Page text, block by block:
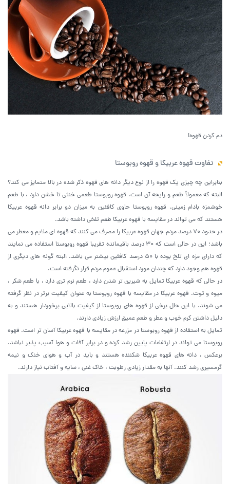
دم کردن قهوه!
تفاوت قهوه عربیکا و قهوه روبوستا
بنابراین چه چیزی یک قهوه را از نوع دیگر دانه های قهوه ذکر شده در بالا متمایز می کند؟
البته که معمولاً طعم و رایحه آن است. قهوه روبوستا طعمی خنثی تا خشن دارد ، با طعم
خوشمزه بادام زمینی. قهوه روبوستا حاوی کافئین به میزان دو برابر دانه قهوه عربیکا
هستند که می تواند در مقایسه با قهوه عربیکا طعم تلخی داشته باشد.
در حدود 70 درصد مردم جهان قهوه عربیکا را مصرف می کنند که قهوه ای ملایم و معطر می
باشد؛ این در حالی است که 30 درصد باقیمانده تقریبا قهوه روبوستا استفاده می نمایند
که دارای مزه ای تلخ بوده با 50 درصد کافئین بیشتر می باشد. البته گونه های دیگری از
قهوه هم وجود دارد که چندان مورد استقبال عموم مردم قرار نگرفته است.
در حالی که قهوه عربیکا تمایل به شیرین تر شدن دارد ، طعم نرم تری دارد ، با طعم شکر ،
میوه و توت. قهوه عربیکا در مقایسه با قهوه روبوستا به عنوان کیفیت برتر در نظر گرفته
می شوند. با این حال برخی از قهوه های روبوستا از کیفیت بالایی برخوردار هستند و به
دلیل داشتن کرم خوب و عطر و طعم عمیق ارزش زیادی دارند.
تمایل به استفاده از قهوه روبوستا در مزرعه در مقایسه با قهوه عربیکا آسان تر است. قهوه
روبوستا می تواند در ارتفاعات پایین رشد کرده و در برابر آفات و هوا آسیب پذیر نباشد.
برعکس ، دانه های قهوه عربیکا شکننده هستند و باید در آب و هوای خنک و نیمه
گرمسیری رشد کنند. آنها به مقدار زیادی رطوبت ، خاک غنی ، سایه و آفتاب نیاز دارند.